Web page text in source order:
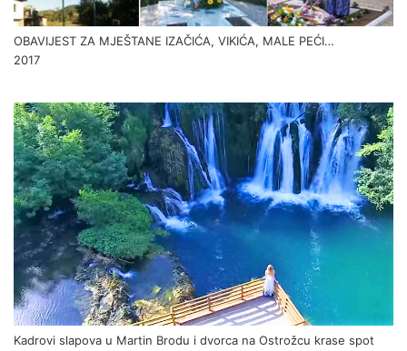
OBAVIJEST ZA MJEŠTANE IZAČIĆA, VIKIĆA, MALE PEĆI…
2017
Kadrovi slapova u Martin Brodu i dvorca na Ostrožcu krase spot